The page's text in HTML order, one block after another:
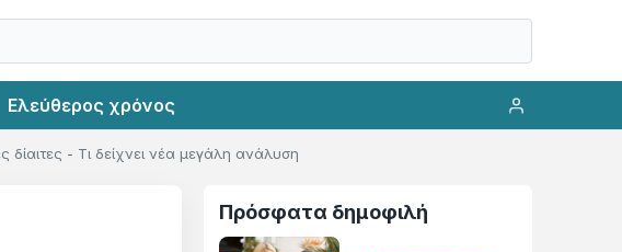
Ελεύθερος χρόνος
δίαιτες - Τι δείχνει νέα μεγάλη ανάλυση
Πρόσφατα δημοφιλή